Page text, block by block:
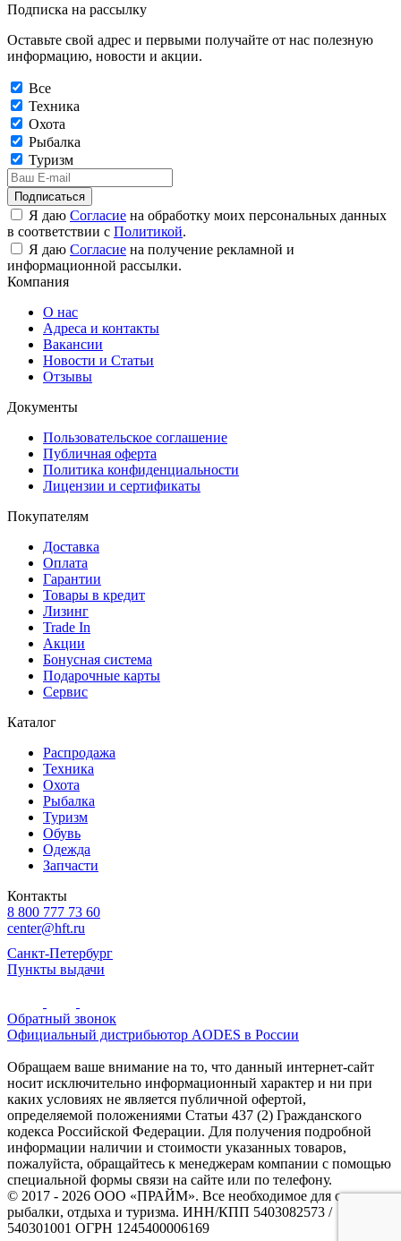
Подписка на рассылку
Оставьте свой адрес и первыми получайте от нас полезную
информацию, новости и акции.
Все
Техника
Охота
Рыбалка
Туризм
Подписаться
Я даю Согласие на обработку моих персональных данных
в соответствии с Политикой.
Я даю Согласие на получение рекламной и
информационной рассылки.
Компания
О нас
Адреса и контакты
Вакансии
Новости и Статьи
Отзывы
Документы
Пользовательское соглашение
Публичная оферта
Политика конфиденциальности
Лицензии и сертификаты
Покупателям
Доставка
Оплата
Гарантии
Товары в кредит
Лизинг
Trade In
Акции
Бонусная система
Подарочные карты
Сервис
Каталог
Распродажа
Техника
Охота
Рыбалка
Туризм
Обувь
Одежда
Запчасти
Контакты
8 800 777 73 60
center@hft.ru
Санкт-Петербург
Пункты выдачи
Обратный звонок
Официальный дистрибьютор AODES в России
Обращаем ваше внимание на то, что данный интернет-сайт
носит исключительно информационный характер и ни при
каких условиях не является публичной офертой,
определяемой положениями Статьи 437 (2) Гражданского
кодекса Российской Федерации. Для получения подробной
информации наличии и стоимости указанных товаров,
пожалуйста, обращайтесь к менеджерам компании с помощью
специальной формы связи на сайте или по телефону.
© 2017 - 2026 ООО «ПРАЙМ». Все необходимое для охоты и
рыбалки, отдыха и туризма. ИНН/КПП 5403082573 /
540301001 ОГРН 1245400006169